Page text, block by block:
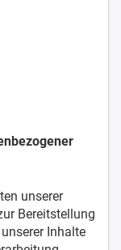
unserer
Bereitstellung
Inhalte